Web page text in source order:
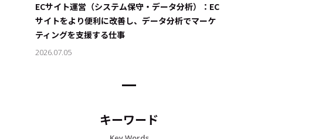
ECサイト運営（システム保守・データ分析）：EC
サイトをより便利に改善し、データ分析でマーケ
ティングを支援する仕事
2026.07.05
キーワード